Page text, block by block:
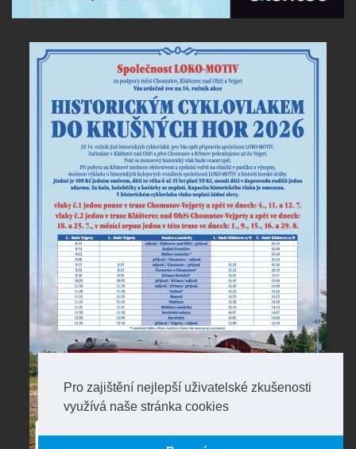
Pro zajištění nejlepší uživatelské zkušenosti
využívá naše stránka cookies